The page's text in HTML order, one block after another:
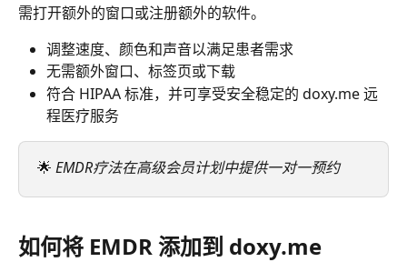
需打开额外的窗口或注册额外的软件。
调整速度、颜色和声音以满足患者需求
无需额外窗口、标签页或下载
符合 HIPAA 标准，并可享受安全稳定的 doxy.me 远
程医疗服务
🌟 EMDR疗法在高级会员计划中提供一对一预约
如何将 EMDR 添加到 doxy.me